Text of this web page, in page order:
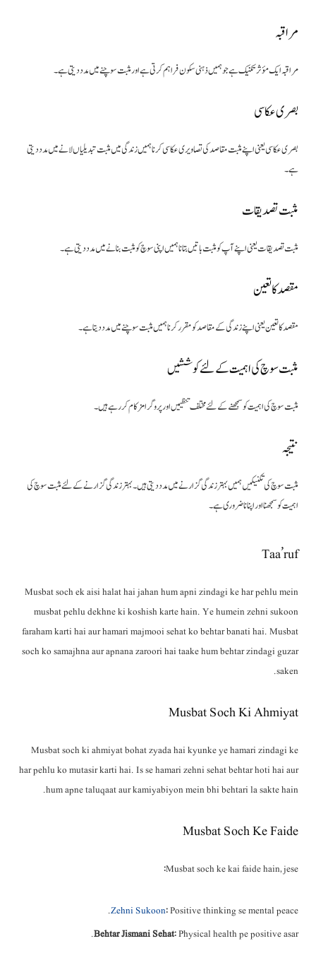
مراقبہ
مراقبہ ایک مؤثر تکنیک ہے جو ہمیں ذہنی سکون فراہم کرتی ہے اور مثبت سوچنے میں مدد دیتی ہے۔
بصری عکاسی
بصری عکاسی یعنی اپنے مثبت مقاصد کی تصاویری عکاسی کرنا ہمیں زندگی میں مثبت تبدیلیاں لانے میں مدد دیتی
ہے۔
مثبت تصدیقات
مثبت تصدیقات یعنی اپنے آپ کو مثبت باتیں بتانا ہمیں اپنی سوچ کو مثبت بنانے میں مدد دیتی ہے۔
مقصد کا تعین
مقصد کا تعین یعنی اپنے زندگی کے مقاصد کو مقرر کرنا ہمیں مثبت سوچنے میں مدد دیتا ہے۔
مثبت سوچ کی اہمیت کے لئے کوششیں
مثبت سوچ کی اہمیت کو سمجھنے کے لئے مختلف تنظیمیں اور پروگرامز کام کر رہے ہیں۔
نتیجہ
مثبت سوچ کی تکنیکیں ہمیں بہتر زندگی گزارنے میں مدد دیتی ہیں۔ بہتر زندگی گزارنے کے لئے مثبت سوچ کی
اہمیت کو سمجھنا اور اپنانا ضروری ہے۔
Taa’ruf
Musbat soch ek aisi halat hai jahan hum apni zindagi ke har pehlu mein
musbat pehlu dekhne ki koshish karte hain. Ye humein zehni sukoon
faraham karti hai aur hamari majmooi sehat ko behtar banati hai. Musbat
soch ko samajhna aur apnana zaroori hai taake hum behtar zindagi guzar
saken.
Musbat Soch Ki Ahmiyat
Musbat soch ki ahmiyat bohat zyada hai kyunke ye hamari zindagi ke
har pehlu ko mutasir karti hai. Is se hamari zehni sehat behtar hoti hai aur
hum apne taluqaat aur kamiyabiyon mein bhi behtari la sakte hain.
Musbat Soch Ke Faide
Musbat soch ke kai faide hain, jese:
Zehni Sukoon: Positive thinking se mental peace.
Behtar Jismani Sehat: Physical health pe positive asar.